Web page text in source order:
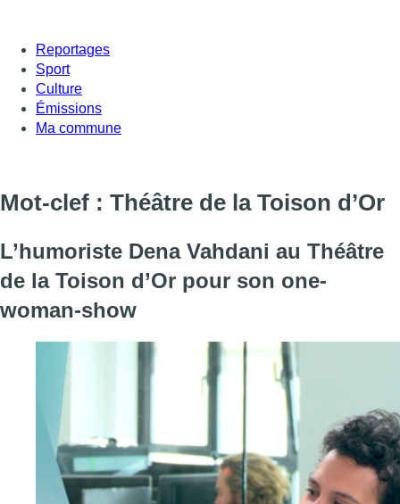
Reportages
Sport
Culture
Émissions
Ma commune
Mot-clef : Théâtre de la Toison d’Or
L’humoriste Dena Vahdani au Théâtre
de la Toison d’Or pour son one-
woman-show